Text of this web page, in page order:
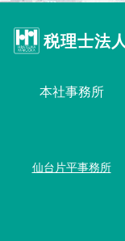
税理士法
本社事務所
仙台片平事務所